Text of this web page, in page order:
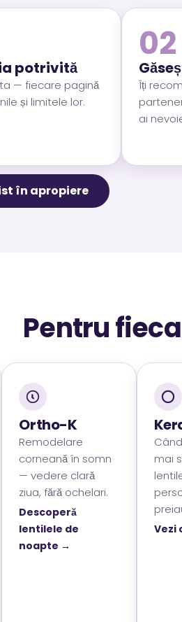
potrivită
— fiecare pagină
și limitele lor.
02
Îți
ai
în apropiere
Pentru
Ortho-K
Remodelare
corneană în somn
— vedere clară
ziua, fără ochelari.
Descoperă
lentilele de
noapte →
mai
Vezi